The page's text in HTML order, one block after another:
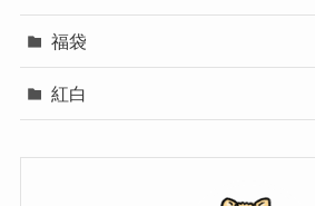
福袋
紅白